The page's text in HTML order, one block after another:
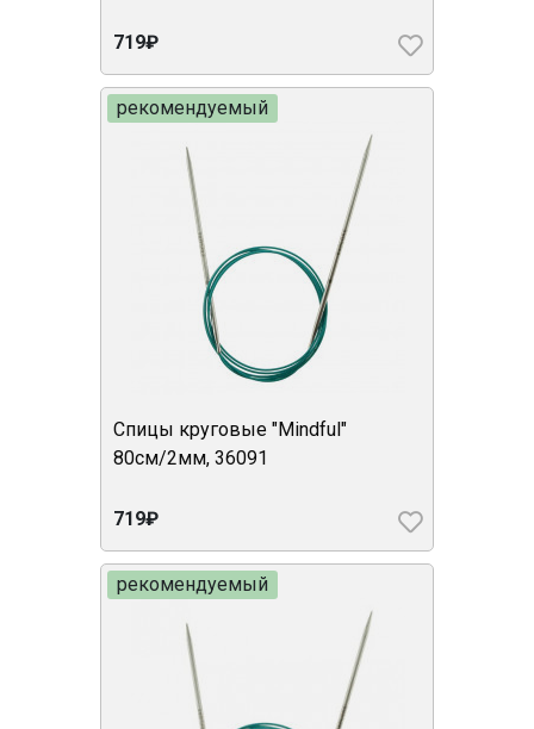
719₽
Спицы круговые "Mindful"
80см/2мм, 36091
719₽
рекомендуемый
рекомендуемый